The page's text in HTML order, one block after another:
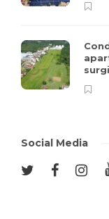
Social Media